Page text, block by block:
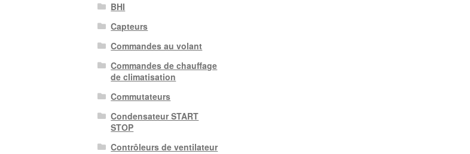
BHI
Capteurs
Commandes au volant
Commandes de chauffage
de climatisation
Commutateurs
Condensateur START
STOP
Contrôleurs de ventilateur